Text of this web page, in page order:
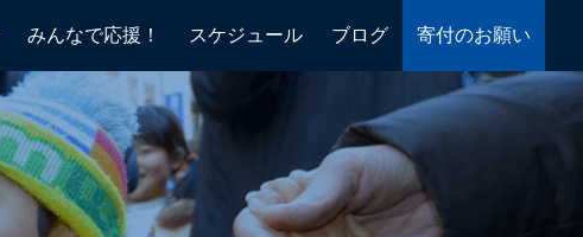
みんなで応援！ スケジュール ブログ 寄付のお願い